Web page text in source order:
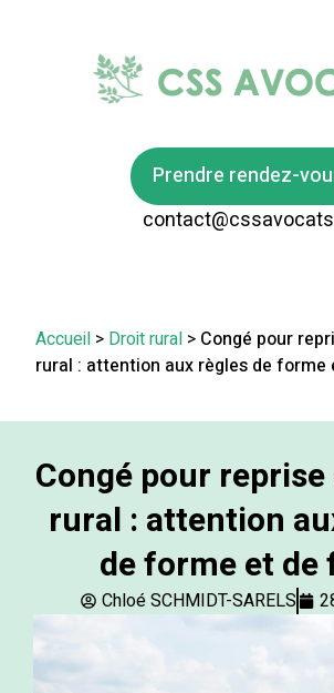
Prendre rendez-
Accueil > Droit rural > Congé pour
rural : attention aux règles de forme
Congé pour reprise
rural : attention
de forme et de
Chloé SCHMIDT-SARELS